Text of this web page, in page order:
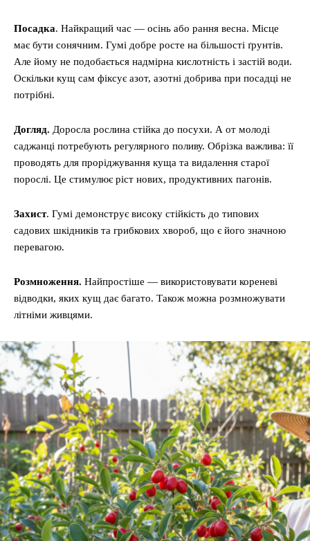
Посадка. Найкращий час — осінь або рання весна. Місце
має бути сонячним. Гумі добре росте на більшості ґрунтів.
Але йому не подобається надмірна кислотність і застій води.
Оскільки кущ сам фіксує азот, азотні добрива при посадці не
потрібні.
Догляд. Доросла рослина стійка до посухи. А от молоді
саджанці потребують регулярного поливу. Обрізка важлива: її
проводять для проріджування куща та видалення старої
порослі. Це стимулює ріст нових, продуктивних пагонів.
Захист. Гумі демонструє високу стійкість до типових
садових шкідників та грибкових хвороб, що є його значною
перевагою.
Розмноження. Найпростіше — використовувати кореневі
відводки, яких кущ дає багато. Також можна розмножувати
літніми живцями.